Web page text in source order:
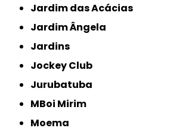
Jardim das Acácias
Jardim Ângela
Jardins
Jockey Club
Jurubatuba
MBoi Mirim
Moema